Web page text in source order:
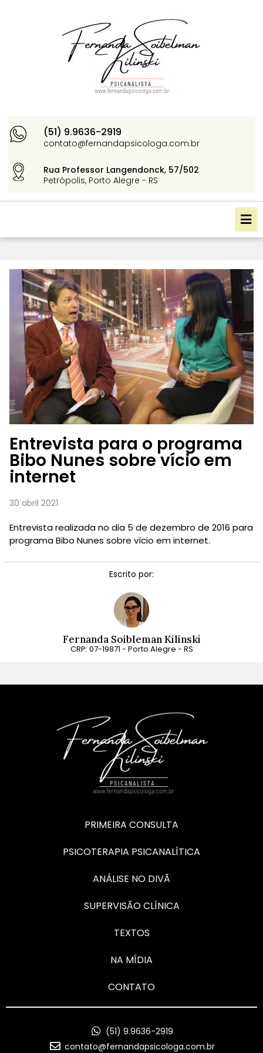
(51) 9.9636-2919
contato@fernandapsicologa.com.br
Rua Professor Langendonck, 57/502
Petrópolis, Porto Alegre - RS
Entrevista para o programa
Bibo Nunes sobre vício em
internet
30 abril 2021
Entrevista realizada no dia 5 de dezembro de 2016 para
programa Bibo Nunes sobre vício em internet.
Escrito por:
Fernanda Soibleman Kilinski
CRP: 07-19871 - Porto Alegre - RS
PRIMEIRA CONSULTA
PSICOTERAPIA PSICANALÍTICA
ANÁLISE NO DIVÃ
SUPERVISÃO CLÍNICA
TEXTOS
NA MÍDIA
CONTATO
(51) 9.9636-2919
contato@fernandapsicologa.com.br